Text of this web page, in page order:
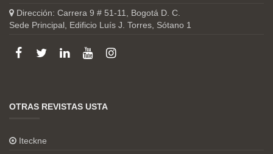
Dirección: Carrera 9 # 51-11, Bogotá D. C.
Sede Principal, Edificio Luís J. Torres, Sótano 1
OTRAS REVISTAS USTA
Iteckne